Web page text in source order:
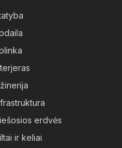
erdvės
ir keliai